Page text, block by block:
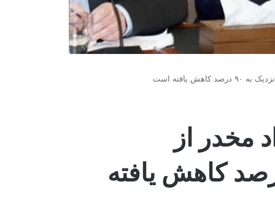
یافته است
مخدر از
نزدیک به ۹۰ درصد کاهش یافته